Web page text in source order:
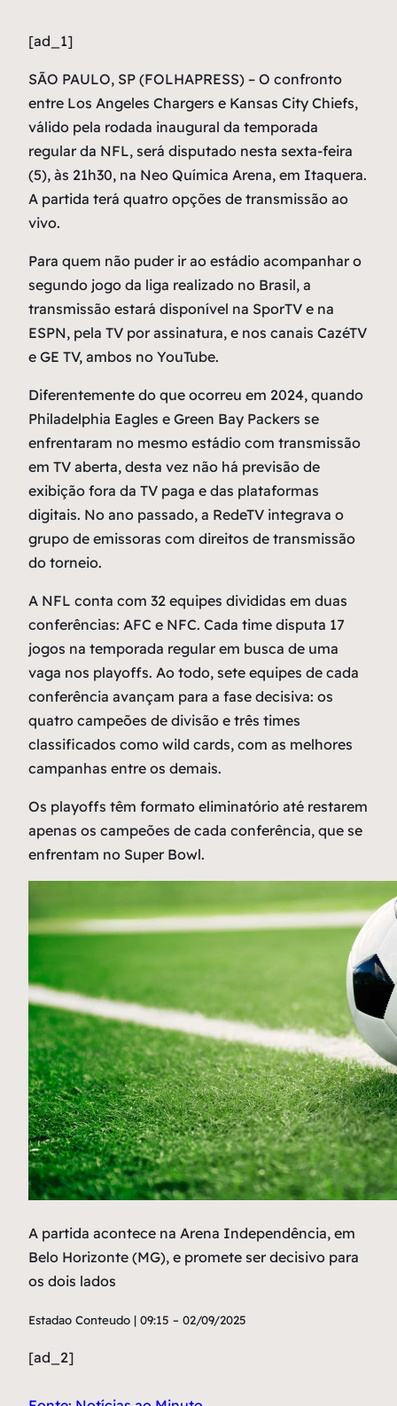
[ad_1]
SÃO PAULO, SP (FOLHAPRESS) – O confronto
entre Los Angeles Chargers e Kansas City Chiefs,
válido pela rodada inaugural da temporada
regular da NFL, será disputado nesta sexta-feira
(5), às 21h30, na Neo Química Arena, em Itaquera.
A partida terá quatro opções de transmissão ao
vivo.
Para quem não puder ir ao estádio acompanhar o
segundo jogo da liga realizado no Brasil, a
transmissão estará disponível na SporTV e na
ESPN, pela TV por assinatura, e nos canais CazéTV
e GE TV, ambos no YouTube.
Diferentemente do que ocorreu em 2024, quando
Philadelphia Eagles e Green Bay Packers se
enfrentaram no mesmo estádio com transmissão
em TV aberta, desta vez não há previsão de
exibição fora da TV paga e das plataformas
digitais. No ano passado, a RedeTV integrava o
grupo de emissoras com direitos de transmissão
do torneio.
A NFL conta com 32 equipes divididas em duas
conferências: AFC e NFC. Cada time disputa 17
jogos na temporada regular em busca de uma
vaga nos playoffs. Ao todo, sete equipes de cada
conferência avançam para a fase decisiva: os
quatro campeões de divisão e três times
classificados como wild cards, com as melhores
campanhas entre os demais.
Os playoffs têm formato eliminatório até restarem
apenas os campeões de cada conferência, que se
enfrentam no Super Bowl.
A partida acontece na Arena Independência, em
Belo Horizonte (MG), e promete ser decisivo para
os dois lados
Estadao Conteudo | 09:15 – 02/09/2025
[ad_2]